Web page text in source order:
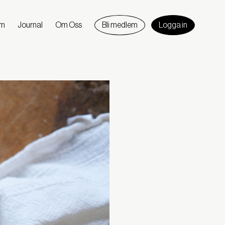
Journal Om Oss Bli medlem Logga in